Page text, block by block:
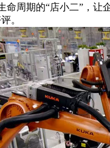
命周期的“店小二”，让
。